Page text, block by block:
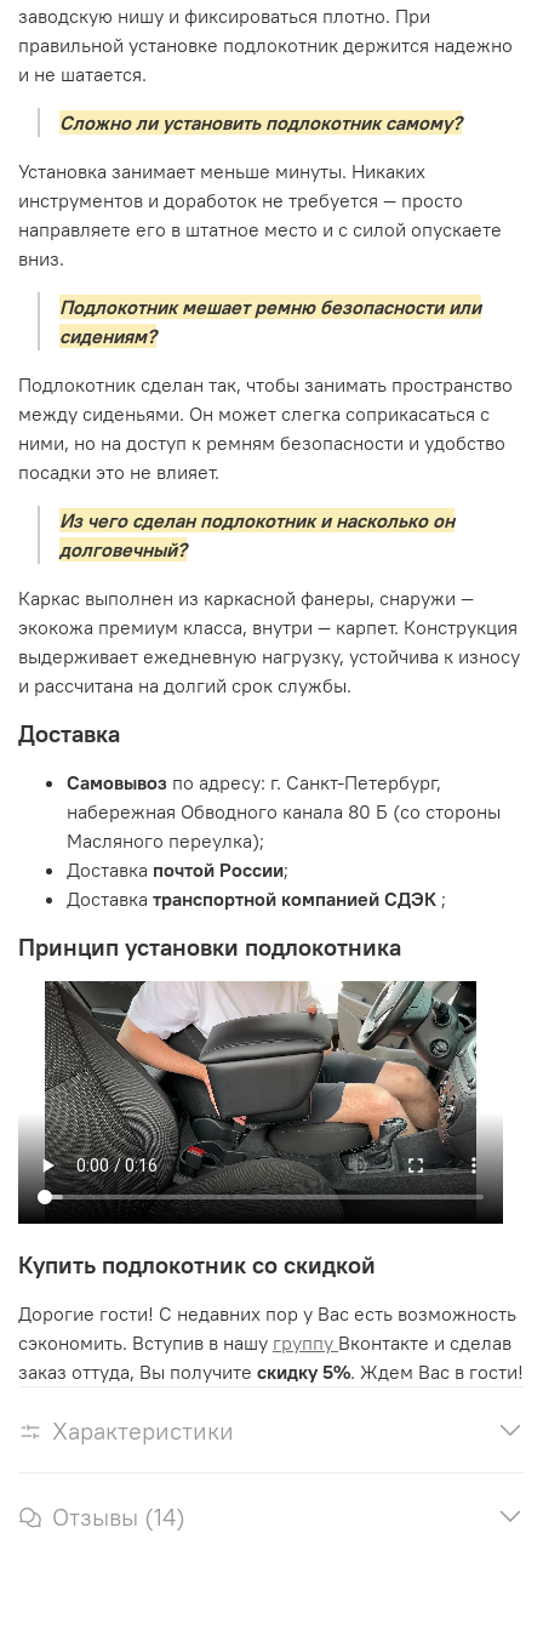
заводскую нишу и фиксироваться плотно. При
правильной установке подлокотник держится надежно
и не шатается.
Сложно ли установить подлокотник самому?
Установка занимает меньше минуты. Никаких
инструментов и доработок не требуется — просто
направляете его в штатное место и с силой опускаете
вниз.
Подлокотник мешает ремню безопасности или
сидениям?
Подлокотник сделан так, чтобы занимать пространство
между сиденьями. Он может слегка соприкасаться с
ними, но на доступ к ремням безопасности и удобство
посадки это не влияет.
Из чего сделан подлокотник и насколько он
долговечный?
Каркас выполнен из каркасной фанеры, снаружи —
экокожа премиум класса, внутри — карпет. Конструкция
выдерживает ежедневную нагрузку, устойчива к износу
и рассчитана на долгий срок службы.
Доставка
Самовывоз по адресу: г. Санкт-Петербург,
набережная Обводного канала 80 Б (со стороны
Масляного переулка);
Доставка почтой России;
Доставка транспортной компанией СДЭК ;
Принцип установки подлокотника
Купить подлокотник со скидкой
Дорогие гости! С недавних пор у Вас есть возможность
сэкономить. Вступив в нашу группу Вконтакте и сделав
заказ оттуда, Вы получите скидку 5%. Ждем Вас в гости!
Характеристики
Отзывы (14)